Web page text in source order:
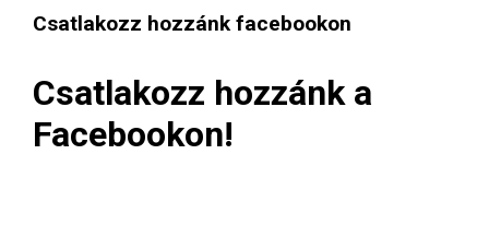
Csatlakozz hozzánk facebookon
Csatlakozz hozzánk a
Facebookon!